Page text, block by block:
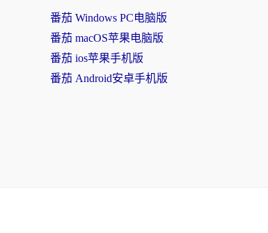
番茄 Windows PC电脑版
番茄 macOS苹果电脑版
番茄 ios苹果手机版
番茄 Android安卓手机版